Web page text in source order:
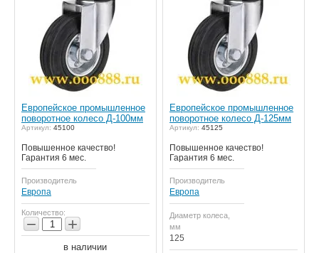
Европейское промышленное
поворотное колесо Д-100мм
Артикул: 45100
Повышенное качество!
Гарантия 6 мес.
Производитель
Европа
Количество:
− +
в наличии
Европейское промышленное
поворотное колесо Д-125мм
Артикул: 45125
Повышенное качество!
Гарантия 6 мес.
Производитель
Европа
Диаметр колеса,
мм
125